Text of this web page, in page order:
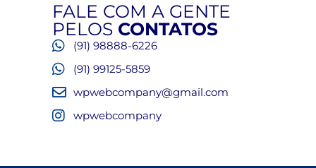
FALE COM A GENTE
PELOS CONTATOS
(91) 98888-6226
(91) 99125-5859
wpwebcompany@gmail.com
wpwebcompany